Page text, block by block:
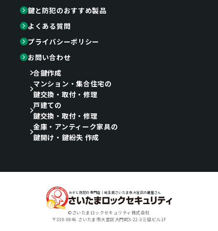
鍵と防犯のおすすめ製品
よくある質問
プライバシーポリシー
お問い合わせ
合鍵作成
マンション・集合住宅の
鍵交換・取付・修理
戸建ての
鍵交換・取付・修理
金庫・アンティーク家具の
鍵開け・鍵紛失 作成
カギと防犯の専門店｜埼玉県さいたま市大宮区の鍵屋さん
©さいたまロックセキュリティ株式会社
〒330-0846 さいたま市大宮区大門町3-22-3三協ビル1F